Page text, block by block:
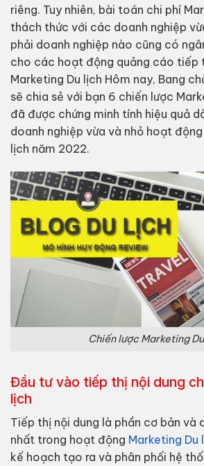
riêng. Tuy nhiên, bài toán chi phí
thách thức với các doanh nghiệp
phải doanh nghiệp nào cũng có
cho các hoạt động quảng cáo tiếp
Marketing Du lịch Hôm nay, Bang
sẽ chia sẻ với bạn 6 chiến lược
đã được chứng minh tính hiệu quả
doanh nghiệp vừa và nhỏ hoạt
lịch năm 2022.
Chiến lược Marketing
Đầu tư vào tiếp thị nội dung
lịch
Tiếp thị nội dung là phần cơ bản và
nhất trong hoạt động Marketing Du
kế hoạch tạo ra và phân phối hệ